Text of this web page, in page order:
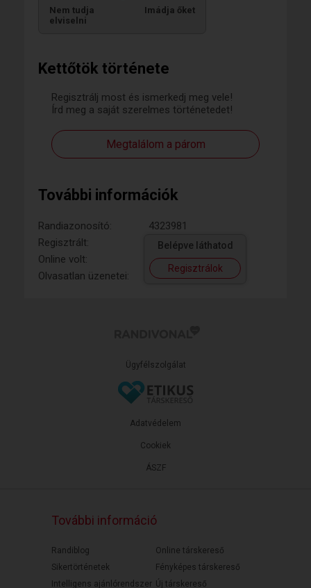
Kettőtök története
Regisztrálj most és ismerkedj meg vele!
Írd meg a saját szerelmes történetedet!
Megtalálom a párom
További információk
Randiazonosító:
4323981
Regisztrált:
Online volt:
Olvasatlan üzenetei:
Belépve láthatod
Regisztrálok
Nem tudja
elviselni
Imádja őket
Ügyfélszolgálat
ÁSZF
Adatvédelem
Cookiek
További információ
Randiblog
Sikertörténetek
Intelligens ajánlórendszer
Online társkereső
Fényképes társkereső
Új társkereső